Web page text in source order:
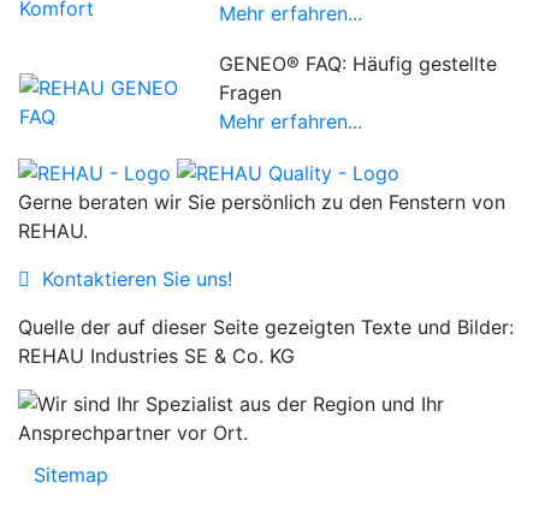
Mehr erfahren...
GENEO® FAQ: Häufig gestellte
Fragen
Mehr erfahren...
Gerne beraten wir Sie persönlich zu den Fenstern von
REHAU.
Kontaktieren Sie uns!
Quelle der auf dieser Seite gezeigten Texte und Bilder:
REHAU Industries SE & Co. KG
Sitemap